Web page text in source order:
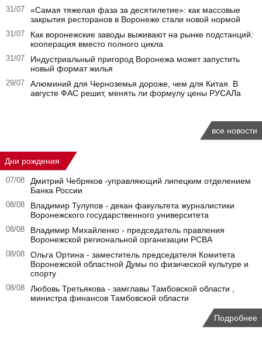
31/07
«Самая тяжелая фаза за десятилетие»: как массовые
закрытия ресторанов в Воронеже стали новой нормой
31/07
Как воронежские заводы выживают на рынке подстанций:
кооперация вместо полного цикла
31/07
Индустриальный пригород Воронежа может запустить
новый формат жилья
29/07
Алюминий для Черноземья дороже, чем для Китая. В
августе ФАС решит, менять ли формулу цены РУСАЛа
все новости
Дни рождения
07/08
Дмитрий Чебряков -управляющий липецким отделением
Банка России
08/08
Владимир Тулупов - декан факультета журналистики
Воронежского государственного университета
08/08
Владимир Михайленко - председатель правления
Воронежской региональной организации РСВА
08/08
Ольга Ортина - заместитель председателя Комитета
Воронежской областной Думы по физической культуре и
спорту
08/08
Любовь Третьякова - замглавы Тамбовской области ,
министра финансов Тамбовской области
Подробнее